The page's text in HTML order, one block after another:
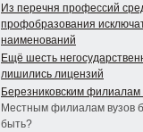
Из перечня профессий
профобразования
наименований
Ещё шесть
лишились лицензий
Березниковским филиалам
Местным филиалам вузов
быть?